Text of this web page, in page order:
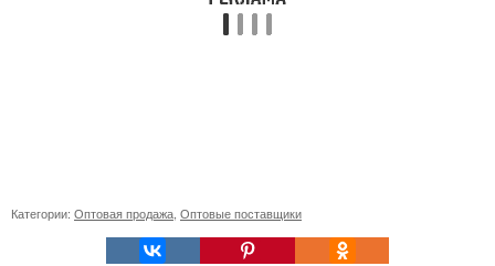
Категории: Оптовая продажа Оптовые поставщики